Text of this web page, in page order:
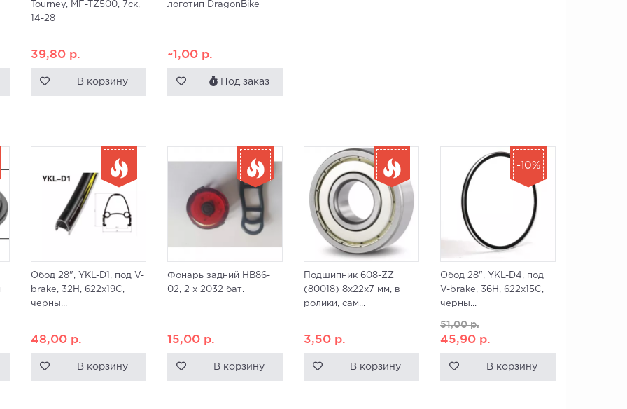
Tourney, MF-TZ500, 7ск,
14-28
39,80 р.
В корзину
логотип DragonBike
~1,00 р.
Под заказ
Обод 28", YKL-D1, под V-
brake, 32H, 622x19С,
черны...
48,00 р.
В корзину
Фонарь задний HB86-
02, 2 x 2032 бат.
15,00 р.
В корзину
Подшипник 608-ZZ
(80018) 8x22x7 мм, в
ролики, сам...
3,50 р.
В корзину
Обод 28", YKL-D4, под
V-brake, 36H, 622x15C,
черны...
51,00р.
45,90 р.
В корзину
-10%